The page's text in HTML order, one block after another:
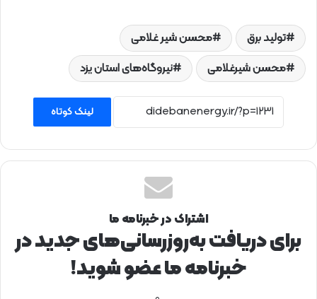
تولید برق
محسن شیر غلامی
محسن شیرغلامی
نیروگاه‌های استان یزد
لینک کوتاه
اشتراک در خبرنامه ما
برای دریافت به‌روزرسانی‌های جدید در
خبرنامه ما عضو شوید!